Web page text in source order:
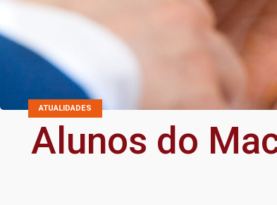
ATUALIDADES
Alunos do